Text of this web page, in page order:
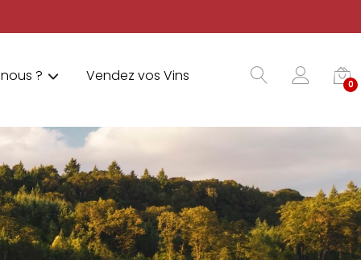
? Vendez vos Vins 0